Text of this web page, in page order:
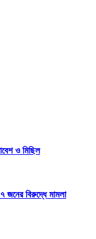
ও মি‌ছিল
জনের বিরুদ্ধে মামলা